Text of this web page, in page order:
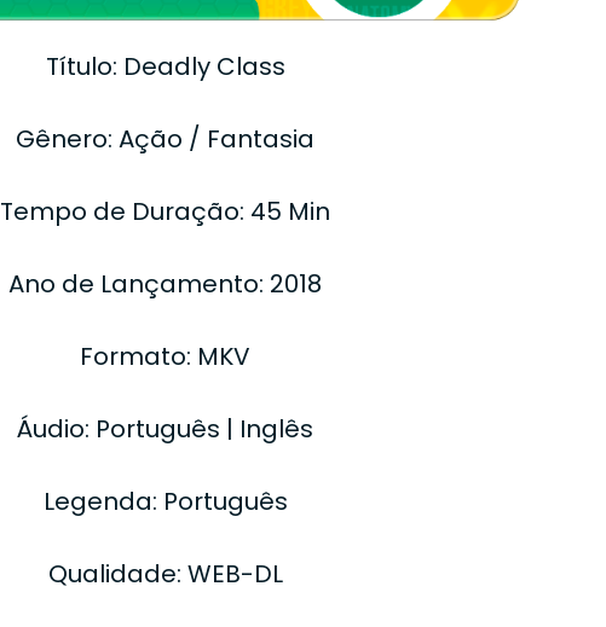
Título: Deadly Class
Gênero: Ação / Fantasia
Tempo de Duração: 45 Min
Ano de Lançamento: 2018
Formato: MKV
Áudio: Português | Inglês
Legenda: Português
Qualidade: WEB-DL